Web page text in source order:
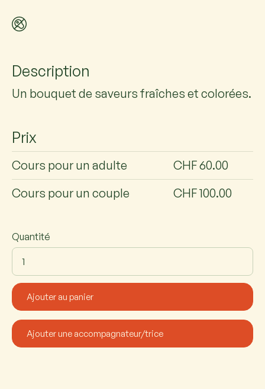
Description
Un bouquet de saveurs fraîches et colorées.
Prix
Cours pour un adulte
CHF 60.00
Cours pour un couple
CHF 100.00
Quantité